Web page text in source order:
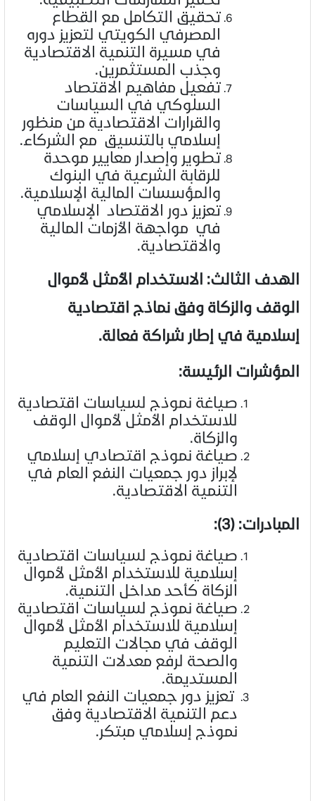
تحقيق التكامل مع القطاع
المصرفي الكويتي لتعزيز دوره
في مسيرة التنمية الاقتصادية
وجذب المستثمرين.
تفعيل مفاهيم الاقتصاد
السلوكي في السياسات
والقرارات الاقتصادية من منظور
إسلامي بالتنسيق مع الشركاء.
تطوير وإصدار معايير موحدة
للرقابة الشرعية في البنوك
والمؤسسات المالية الإسلامية.
تعزيز دور الاقتصاد الإسلامي
في مواجهة الأزمات المالية
والاقتصادية.
الهدف الثالث: الاستخدام الأمثل لأموال
الوقف والزكاة وفق نماذج اقتصادية
إسلامية في إطار شراكة فعالة.
المؤشرات الرئيسة:
صياغة نموذج لسياسات اقتصادية
للاستخدام الأمثل لأموال الوقف
والزكاة.
صياغة نموذج اقتصادي إسلامي
لإبراز دور جمعيات النفع العام في
التنمية الاقتصادية.
المبادرات: (3):
صياغة نموذج لسياسات اقتصادية
إسلامية للاستخدام الأمثل لأموال
الزكاة كأحد مداخل التنمية.
صياغة نموذج لسياسات اقتصادية
إسلامية للاستخدام الأمثل لأموال
الوقف في مجالات التعليم
والصحة لرفع معدلات التنمية
المستديمة.
تعزيز دور جمعيات النفع العام في
دعم التنمية الاقتصادية وفق
نموذج إسلامي مبتكر.